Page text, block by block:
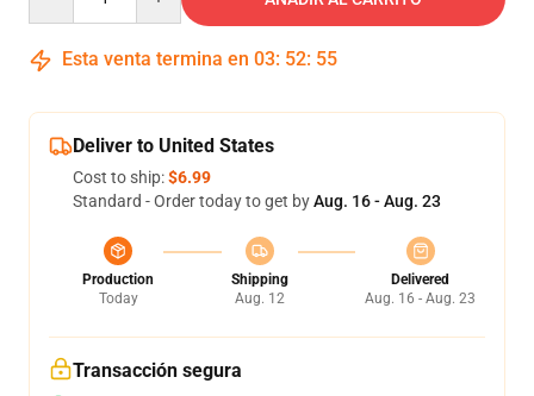
Esta venta termina en 03: 52: 55
Deliver to United States
Cost to ship:$6.99
Standard - Order today to get byAug. 16 - Aug. 23
Production
Today
Shipping
Aug. 12
Delivered
Aug. 16 - Aug. 23
Transacción segura